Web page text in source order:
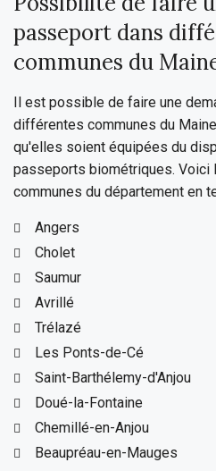
passeport dans
communes du
Il est possible de faire une
différentes communes du
qu'elles soient équipées du
passeports biométriques. Voici
communes du département en
Angers
Cholet
Saumur
Avrillé
Trélazé
Les Ponts-de-Cé
Saint-Barthélemy-d'Anjou
Doué-la-Fontaine
Chemillé-en-Anjou
Beaupréau-en-Mauges